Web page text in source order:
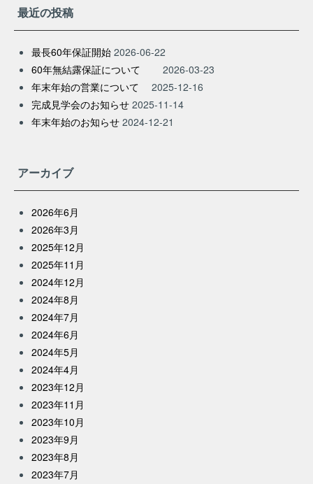
最近の投稿
最長60年保証開始 2026-06-22
60年無結露保証について
2026-03-23
年末年始の営業について
2025-12-16
完成見学会のお知らせ 2025-11-14
年末年始のお知らせ 2024-12-21
アーカイブ
2026年6月
2026年3月
2025年12月
2025年11月
2024年12月
2024年8月
2024年7月
2024年6月
2024年5月
2024年4月
2023年12月
2023年11月
2023年10月
2023年9月
2023年8月
2023年7月